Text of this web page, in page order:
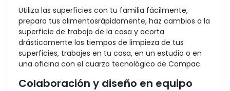
Utiliza las superficies con tu familia fácilmente,
prepara tus alimentosrápidamente, haz cambios a la
superficie de trabajo de la casa y acorta
drásticamente los tiempos de limpieza de tus
superficies, trabajes en tu casa, en un estudio o en
una oficina con el cuarzo tecnológico de Compac.
Colaboración y diseño en equipo